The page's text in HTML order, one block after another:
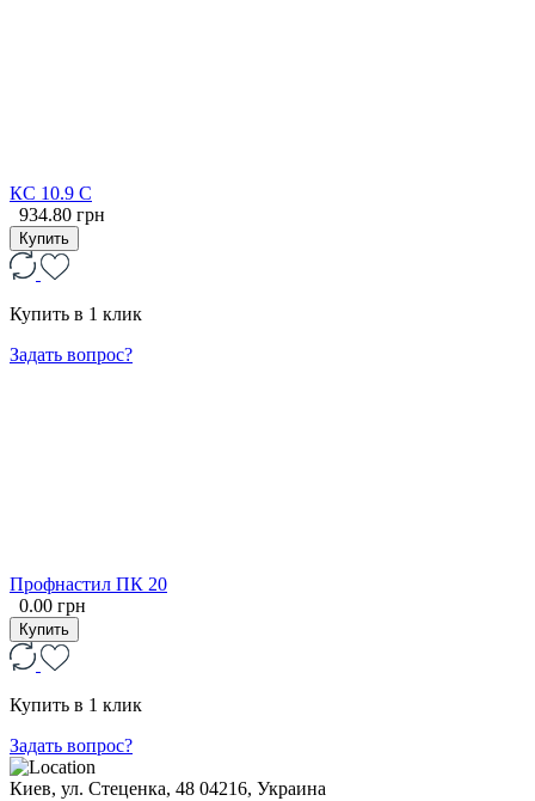
КС 10.9 С
934.80 грн
Купить
Купить в 1 клик
Задать вопрос?
Профнастил ПК 20
0.00 грн
Купить
Купить в 1 клик
Задать вопрос?
Киев, ул. Стеценка, 48 04216, Украина